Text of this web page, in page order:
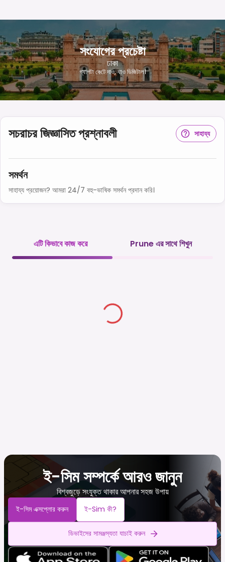
সংযোগের প্রচেষ্টা
ঢাকা
গ্যাপটা কেটে দাও, যাও ডিজিটাল।
সচরাচর জিজ্ঞাসিত প্রশ্নাবলী সাহায্য
সমর্থন
সাহায্য প্রয়োজন? আমরা 24/7 বহু-ভাষিক সমর্থন প্রদান করি।
এটি কিভাবে কাজ করে Prune এর সাথে শিখুন
ই-সিম সম্পর্কে আরও জানুন
বিশ্বজুড়ে সংযুক্ত থাকার আপনার সহজ উপায়
ই-সিম এক্সপ্লোর করুন ই-Sim কী?
ডিভাইসের সামঞ্জস্যতা যাচাই করুন